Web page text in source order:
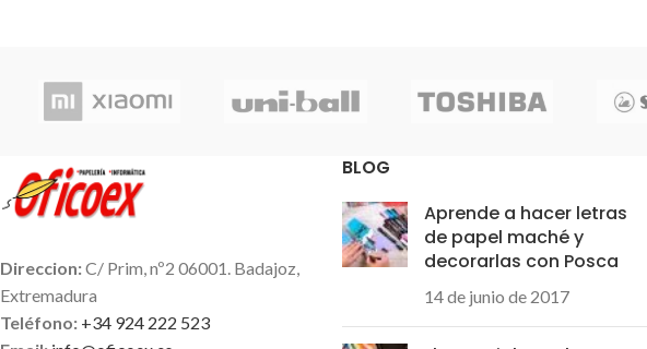
y de la tinta de gel (suavidad)
Unico
en el mercado. Su tinta pigmentada
tinta resistente al agua y a la luz. Es
tinta más rápida del mundo
Punta de bola con trazo medio. Uni-
muy económico. Recomendable 100%
Direccion:C/ Prim, nº2 06001. Badajoz,
Extremadura
Teléfono: +34 924 222 523
BLOG
Aprende a hacer letras
de papel maché y
decorarlas con Posca
14 de junio de 2017